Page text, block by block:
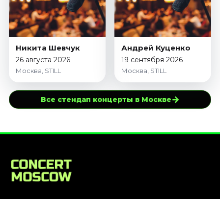
Никита Шевчук
26 августа 2026
Москва, STILL
Андрей Куценко
19 сентября 2026
Москва, STILL
Все стендап концерты в Москве→